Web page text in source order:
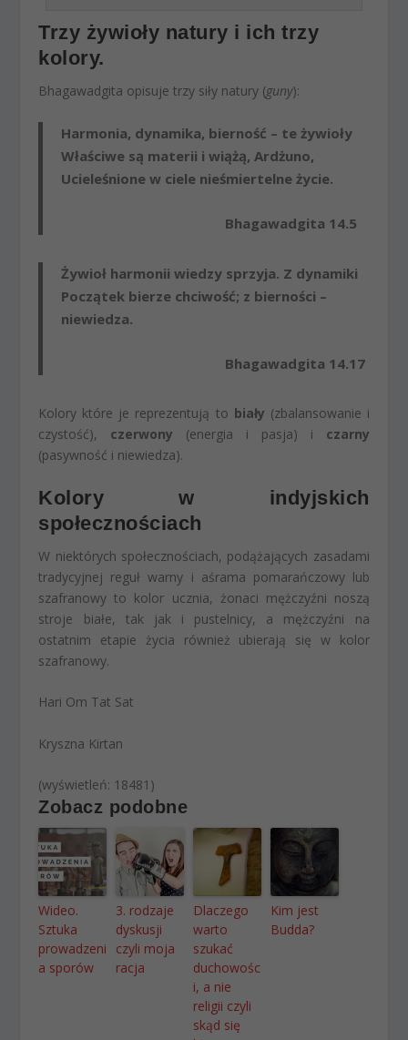
Trzy żywioły natury i ich trzy
kolory.
Bhagawadgita opisuje trzy siły natury (guny):
Harmonia, dynamika, bierność – te żywioły
Właściwe są materii i wiążą, Ardżuno,
Ucieleśnione w ciele nieśmiertelne życie.
Bhagawadgita 14.5
Żywioł harmonii wiedzy sprzyja. Z dynamiki
Początek bierze chciwość; z bierności –
niewiedza.
Bhagawadgita 14.17
Kolory które je reprezentują to biały (zbalansowanie i
czystość), czerwony (energia i pasja) i czarny
(pasywność i niewiedza).
Kolory w indyjskich
społecznościach
W niektórych społecznościach, podążających zasadami
tradycyjnej reguł warny i aśrama pomarańczowy lub
szafranowy to kolor ucznia, żonaci mężczyźni noszą
stroje białe, tak jak i pustelnicy, a mężczyźni na
ostatnim etapie życia również ubierają się w kolor
szafranowy.
Hari Om Tat Sat
Kryszna Kirtan
(wyświetleń: 18481)
Zobacz podobne
Wideo.
Sztuka
prowadzeni
a sporów
3. rodzaje
dyskusji
czyli moja
racja
Dlaczego
warto
szukać
duchowośc
i, a nie
religii czyli
skąd się
Kim jest
Budda?